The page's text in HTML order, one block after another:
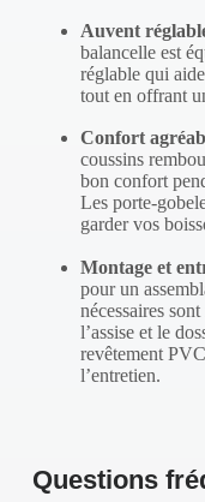
Auvent
balancelle est
réglable qui
tout en offrant
Confort
coussins
bon confort
Les porte-
garder vos
Montage et
pour un
nécessaires
l’assise et le
revêtement
l’entretien.
Questions